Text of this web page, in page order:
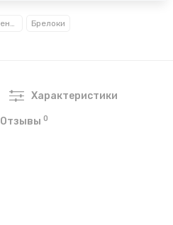
Аксессуары и украшения Брелоки
Характеристики
Отзывы0